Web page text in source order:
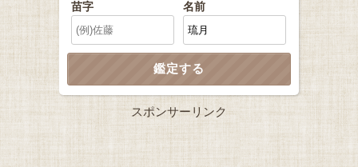
苗字 名前
スポンサーリンク